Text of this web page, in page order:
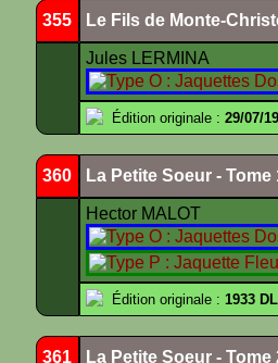
355 Le Fils de Monte-
Jules LERMINA
Édition originale : 29/07/
360 La Petite Soeur - Tome
Hector MALOT
Édition originale : 1933
361 La Petite Soeur - Tome